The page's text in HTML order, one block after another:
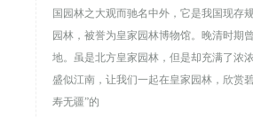
国园林之大观而驰名中外，它是我国现存
园林，被誉为皇家园林博物馆。晚清时期
地。虽是北方皇家园林，但是却充满了浓
盛似江南，让我们一起在皇家园林，欣赏
寿无疆”的